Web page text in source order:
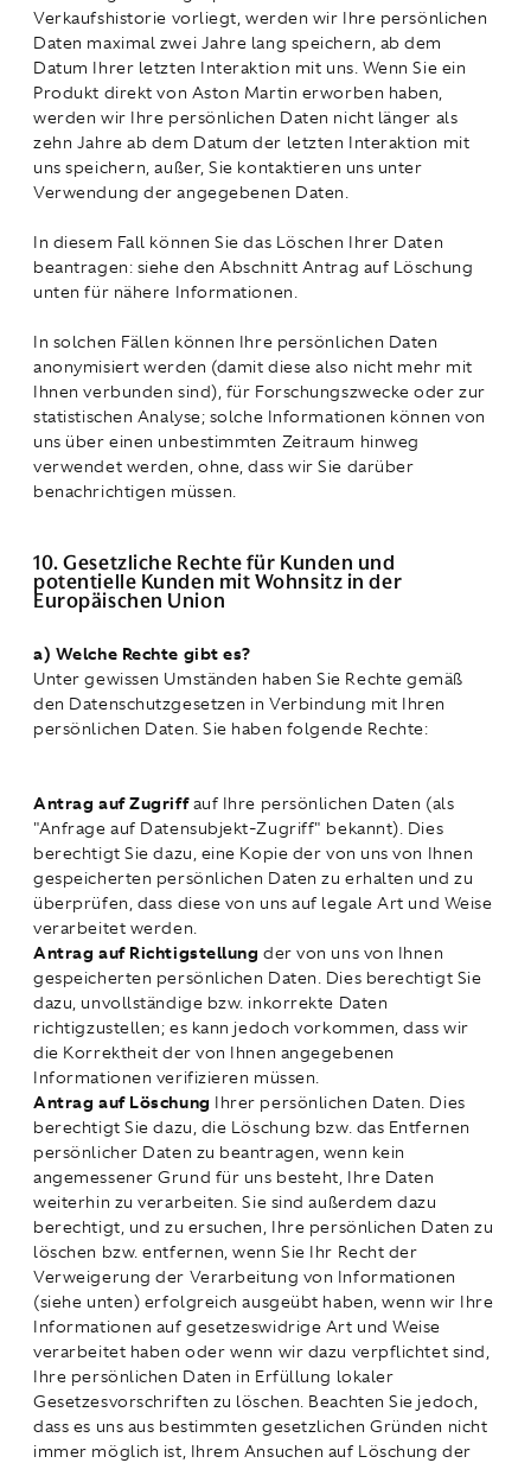
Verkaufshistorie vorliegt, werden wir Ihre persönlichen
Daten maximal zwei Jahre lang speichern, ab dem
Datum Ihrer letzten Interaktion mit uns. Wenn Sie ein
Produkt direkt von Aston Martin erworben haben,
werden wir Ihre persönlichen Daten nicht länger als
zehn Jahre ab dem Datum der letzten Interaktion mit
uns speichern, außer, Sie kontaktieren uns unter
Verwendung der angegebenen Daten.
In diesem Fall können Sie das Löschen Ihrer Daten
beantragen: siehe den Abschnitt Antrag auf Löschung
unten für nähere Informationen.
In solchen Fällen können Ihre persönlichen Daten
anonymisiert werden (damit diese also nicht mehr mit
Ihnen verbunden sind), für Forschungszwecke oder zur
statistischen Analyse; solche Informationen können von
uns über einen unbestimmten Zeitraum hinweg
verwendet werden, ohne, dass wir Sie darüber
benachrichtigen müssen.
10. Gesetzliche Rechte für Kunden und
potentielle Kunden mit Wohnsitz in der
Europäischen Union
a) Welche Rechte gibt es?
Unter gewissen Umständen haben Sie Rechte gemäß
den Datenschutzgesetzen in Verbindung mit Ihren
persönlichen Daten. Sie haben folgende Rechte:
Antrag auf Zugriffauf Ihre persönlichen Daten (als
"Anfrage auf Datensubjekt-Zugriff" bekannt). Dies
berechtigt Sie dazu, eine Kopie der von uns von Ihnen
gespeicherten persönlichen Daten zu erhalten und zu
überprüfen, dass diese von uns auf legale Art und Weise
verarbeitet werden.
Antrag auf Richtigstellung der von uns von Ihnen
gespeicherten persönlichen Daten. Dies berechtigt Sie
dazu, unvollständige bzw. inkorrekte Daten
richtigzustellen; es kann jedoch vorkommen, dass wir
die Korrektheit der von Ihnen angegebenen
Informationen verifizieren müssen.
Antrag auf Löschung Ihrer persönlichen Daten. Dies
berechtigt Sie dazu, die Löschung bzw. das Entfernen
persönlicher Daten zu beantragen, wenn kein
angemessener Grund für uns besteht, Ihre Daten
weiterhin zu verarbeiten. Sie sind außerdem dazu
berechtigt, und zu ersuchen, Ihre persönlichen Daten zu
löschen bzw. entfernen, wenn Sie Ihr Recht der
Verweigerung der Verarbeitung von Informationen
(siehe unten) erfolgreich ausgeübt haben, wenn wir Ihre
Informationen auf gesetzeswidrige Art und Weise
verarbeitet haben oder wenn wir dazu verpflichtet sind,
Ihre persönlichen Daten in Erfüllung lokaler
Gesetzesvorschriften zu löschen. Beachten Sie jedoch,
dass es uns aus bestimmten gesetzlichen Gründen nicht
immer möglich ist, Ihrem Ansuchen auf Löschung der